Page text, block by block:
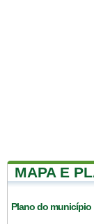
MAPA E
Plano do município